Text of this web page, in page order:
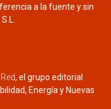
a la fuente y sin
, el grupo editorial
Energía y Nuevas